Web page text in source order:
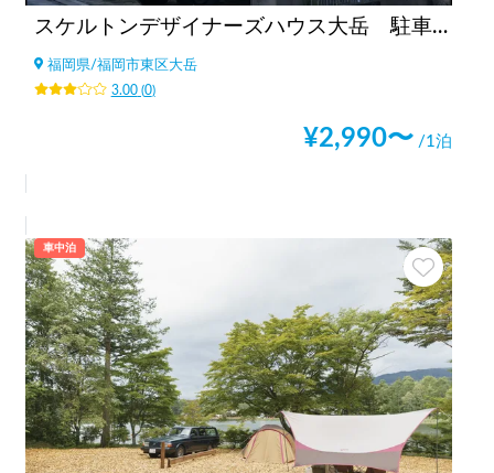
スケルトンデザイナーズハウス大岳 駐車場
福岡県/福岡市東区大岳
3.00(0)
¥2,990〜 /1泊
車中泊